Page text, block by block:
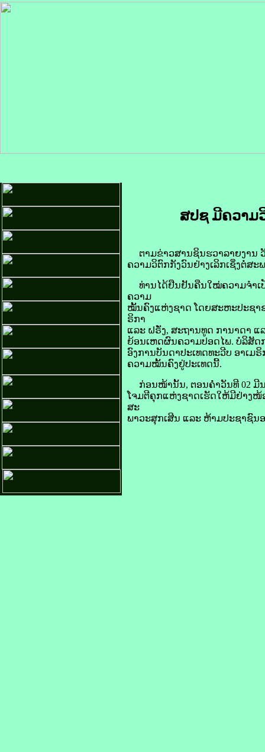
ສປຊ ມີ​ຄວາມ​
ຕາມ​ຂ່າວສານ​ຊິນ​ຮວາ​ລາຍ​ງານ ​ວັ
ຄວາມ​ວິຕົກ​ກັງວົນ​ຢ່າງ​ເລິກເຊິ່ງ​ຕໍ່​ສ
ທ່ານ​ໄດ້​ຢືນຢັນ​ຄືນໃໝ່​ຄວາມ​ຈຳເປັ
ຄວາມ
ໝັ້ນຄົງ​ແຫ່ງ​ຊາດ ໂດຍ​ສະຫະ​ປະຊາ​
ຣິ​ກາ
ແລະ ຝຣັ່ງ, ສະຖານທູດ ກາ​ນາ​ດາ ແ
ຍ້ອນ​ເຫດຜົນ​ຄວາມ​ປອດ​ໄພ. ບໍລິສັດ​
ອົງການ​ບັນດາ​ປະເທດ​ທະວີບ ອາ​ເ
ຄວາມ​ໝັ້ນຄົງ​ຢູ່​ປະເທດ​ນີ້.
ກ່ອນ​ໜ້າ​ນັ້ນ, ຕອນ​ຄ່ຳ​ວັນ​ທີ 02 ມີນ
ໂຈມ​ຕີ​ຄຸກ​ແຫ່ງ​ຊາດ​ເຮັດ​ໃຫ້​ມີ​ຢ່າງ​ໜ້
ສະ
ພາວະ​ສຸກ​ເສີນ ແລະ ຫ້າມ​ປະຊາຊົນ​ອ